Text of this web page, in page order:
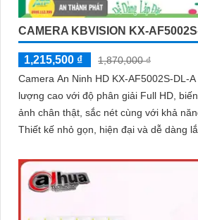
CAMERA KBVISION KX-
1,215,500 ₫
1,870,000 ₫
Camera An Ninh HD KX-AF5002S-DL-
lượng cao với độ phân giải Full HD,
ảnh chân thật, sắc nét cùng với khả
Thiết kế nhỏ gọn, hiện đại và dễ dàng